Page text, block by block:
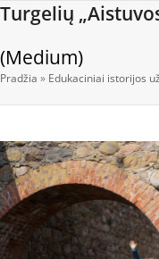
Skip
content
Turgelių
Open
mobile
menu
Close
mobile
menu
(Medium)
Pradžia » Edukaciniai istorijos